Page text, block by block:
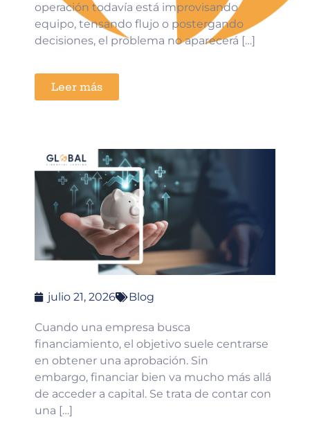
operación todavía está improvisando
equipo, tensando flujo o postergando
decisiones, el problema no aparecerá […]
Leer más
julio 21, 2026 Blog
Cuando una empresa busca
financiamiento, el objetivo suele centrarse
en obtener una aprobación. Sin
embargo, financiar bien va mucho más allá
de acceder a capital. Se trata de contar con
una […]